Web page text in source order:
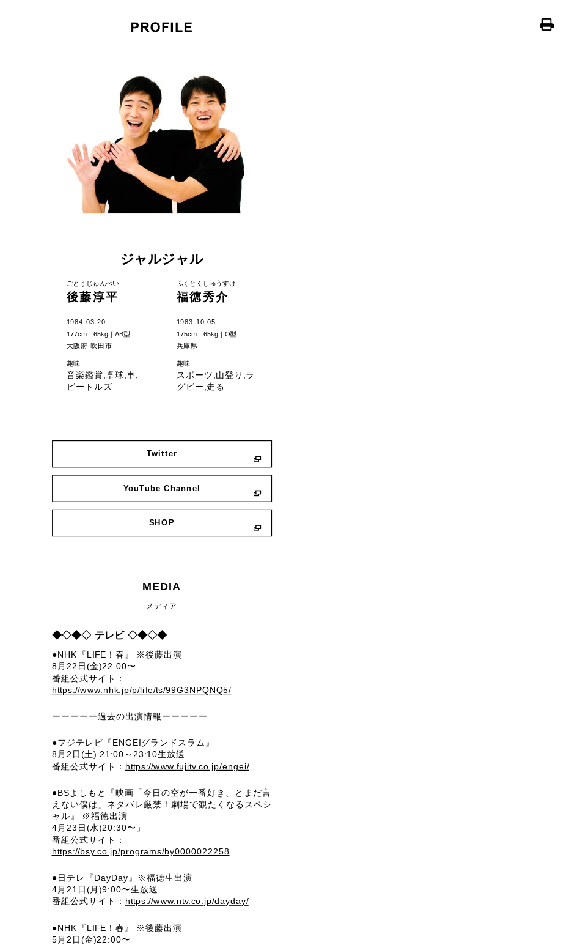
ジャルジャル
ごとうじゅんぺい
後藤淳平
1984.03.20.
177cm｜65kg｜AB型
大阪府 吹田市
趣味
音楽鑑賞,卓球,車,
ビートルズ
ふくとくしゅうすけ
福徳秀介
1983.10.05.
175cm｜65kg｜O型
兵庫県
趣味
スポーツ,山登り,ラ
グビー,走る
Twitter
YouTube Channel
SHOP
MEDIA
メディア
◆◇◆◇ テレビ ◇◆◇◆
●NHK『LIFE！春』 ※後藤出演
8月22日(金)22:00〜
番組公式サイト：
https://www.nhk.jp/p/life/ts/99G3NPQNQ5/
ーーーーー過去の出演情報ーーーーー
●フジテレビ『ENGEIグランドスラム』
8月2日(土) 21:00～23:10生放送
番組公式サイト： https://www.fujitv.co.jp/engei/
●BSよしもと『映画「今日の空が一番好き、とまだ言
えない僕は」ネタバレ厳禁！劇場で観たくなるスペシ
ャル』 ※福徳出演
4月23日(水)20:30〜」
番組公式サイト：
https://bsy.co.jp/programs/by0000022258
●日テレ『DayDay』※福徳生出演
4月21日(月)9:00〜生放送
番組公式サイト： https://www.ntv.co.jp/dayday/
●NHK『LIFE！春』 ※後藤出演
5月2日(金)22:00〜